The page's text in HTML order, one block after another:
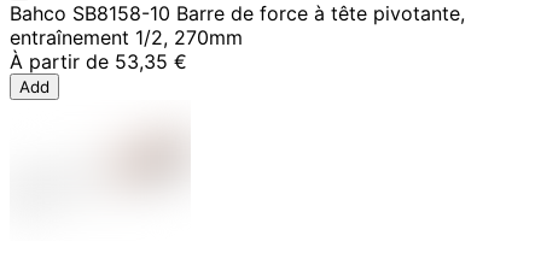
Bahco SB8158-10 Barre de force à tête pivotante,
entraînement 1/2, 270mm
À partir de 53,35 €
Add